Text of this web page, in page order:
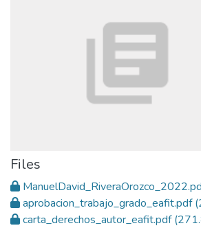
Files
aprobacion_trabajo_grado_eafit.pdf
carta_derechos_autor_eafit.pdf